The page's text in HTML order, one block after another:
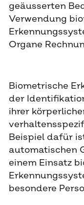
geäusserten
Verwendung
Organe
Biometrische
der
ihrer
Beispiel dafür
automatischen
einem Einsatz
besondere